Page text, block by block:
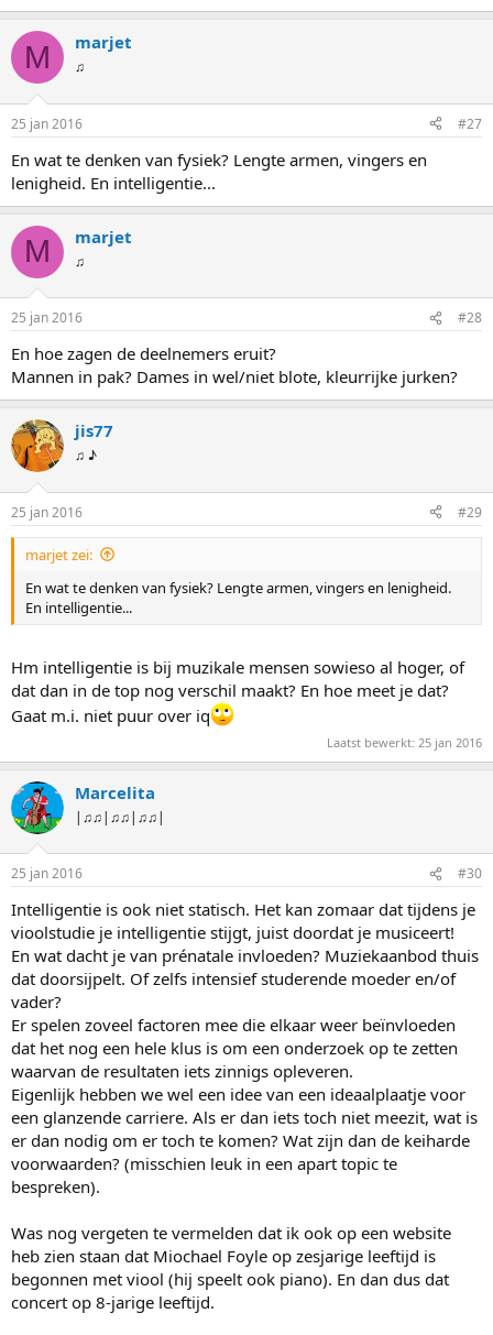
M marjet
♫
25 jan 2016 #27
En wat te denken van fysiek? Lengte armen, vingers en
lenigheid. En intelligentie...
M marjet
♫
25 jan 2016 #28
En hoe zagen de deelnemers eruit?
Mannen in pak? Dames in wel/niet blote, kleurrijke jurken?
jis77
♫ ♪
25 jan 2016 #29
marjet zei:
En wat te denken van fysiek? Lengte armen, vingers en lenigheid.
En intelligentie...
Hm intelligentie is bij muzikale mensen sowieso al hoger, of
dat dan in de top nog verschil maakt? En hoe meet je dat?
Gaat m.i. niet puur over iq
Laatst bewerkt: 25 jan 2016
Marcelita
|♫♫|♫♫|♫♫|
25 jan 2016 #30
Intelligentie is ook niet statisch. Het kan zomaar dat tijdens je
vioolstudie je intelligentie stijgt, juist doordat je musiceert!
En wat dacht je van prénatale invloeden? Muziekaanbod thuis
dat doorsijpelt. Of zelfs intensief studerende moeder en/of
vader?
Er spelen zoveel factoren mee die elkaar weer beïnvloeden
dat het nog een hele klus is om een onderzoek op te zetten
waarvan de resultaten iets zinnigs opleveren.
Eigenlijk hebben we wel een idee van een ideaalplaatje voor
een glanzende carriere. Als er dan iets toch niet meezit, wat is
er dan nodig om er toch te komen? Wat zijn dan de keiharde
voorwaarden? (misschien leuk in een apart topic te
bespreken).
Was nog vergeten te vermelden dat ik ook op een website
heb zien staan dat Miochael Foyle op zesjarige leeftijd is
begonnen met viool (hij speelt ook piano). En dan dus dat
concert op 8-jarige leeftijd.